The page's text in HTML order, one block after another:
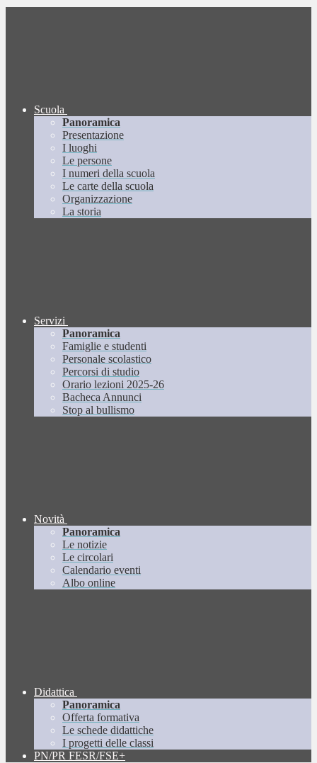
Scuola
Panoramica
Presentazione
I luoghi
Le persone
I numeri della scuola
Le carte della scuola
Organizzazione
La storia
Servizi
Panoramica
Famiglie e studenti
Personale scolastico
Percorsi di studio
Orario lezioni 2025-26
Bacheca Annunci
Stop al bullismo
Novità
Panoramica
Le notizie
Le circolari
Calendario eventi
Albo online
Didattica
Panoramica
Offerta formativa
Le schede didattiche
I progetti delle classi
PN/PR FESR/FSE+